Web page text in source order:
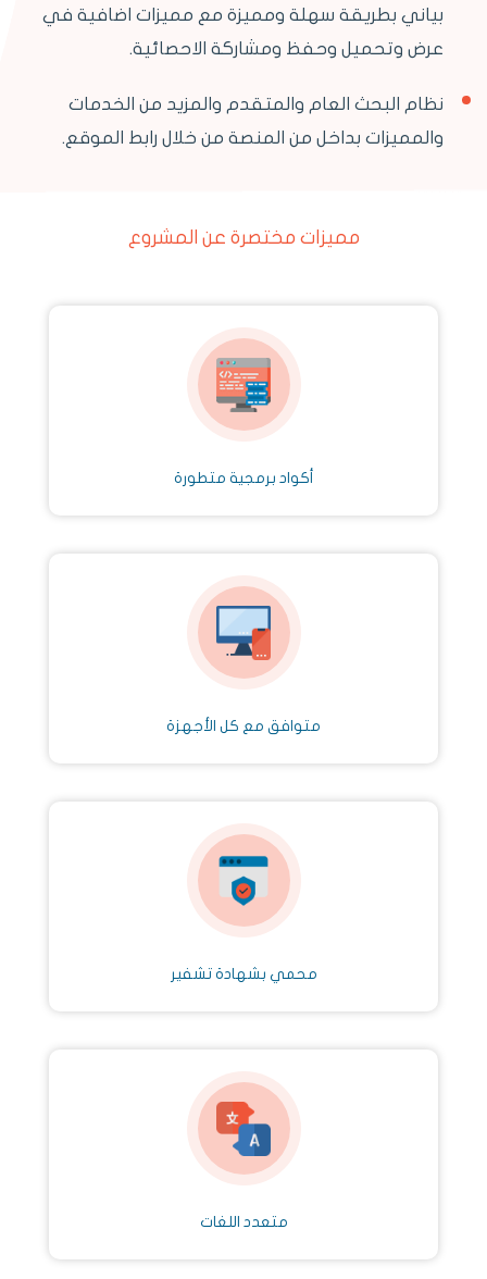
بياني بطريقة سهلة ومميزة مع مميزات اضافية في
عرض وتحميل وحفظ ومشاركة الاحصائية.
نظام البحث العام والمتقدم والمزيد من الخدمات
والمميزات بداخل من المنصة من خلال رابط الموقع.
مميزات مختصرة عن المشروع
أكواد برمجية متطورة
متوافق مع كل الأجهزة
محمي بشهادة تشفير
متعدد اللغات